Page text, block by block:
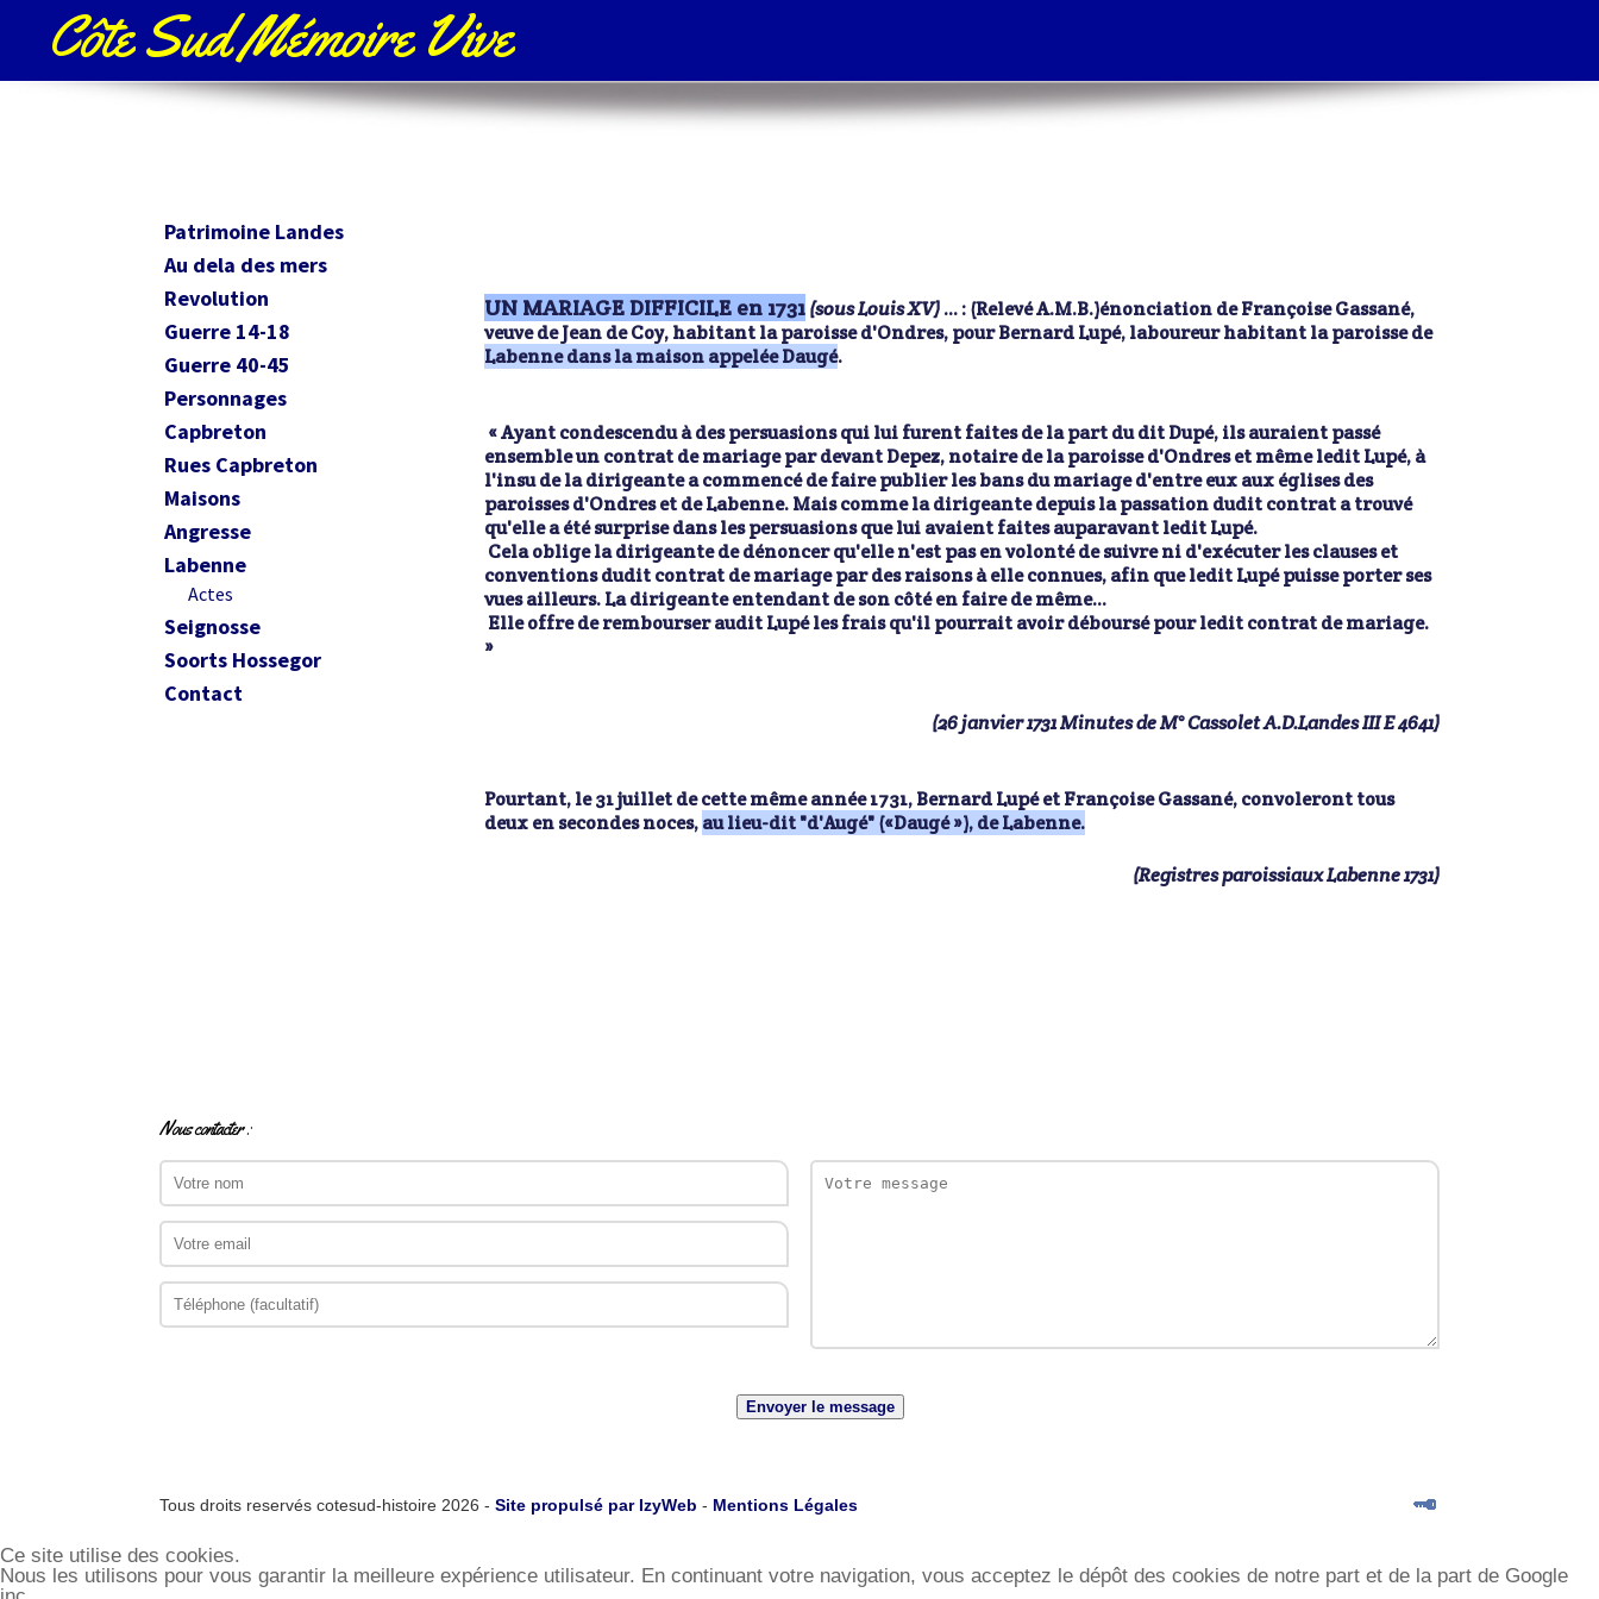
Côte Sud Mémoire Vive
Patrimoine Landes
Au dela des mers
Revolution
Guerre 14-18
Guerre 40-45
Personnages
Capbreton
Rues Capbreton
Maisons
Angresse
Labenne
Actes
Seignosse
Soorts Hossegor
Contact
UN MARIAGE DIFFICILE en 1731(sous Louis XV)... : (Relevé A.M.B.)énonciation de Françoise Gassané,
veuve de Jean de Coy, habitant la paroisse d'Ondres, pour Bernard Lupé, laboureur habitant la paroisse de
Labenne dans la maison appelée Daugé.
« Ayant condescendu à des persuasions qui lui furent faites de la part du dit Dupé, ils auraient passé
ensemble un contrat de mariage par devant Depez, notaire de la paroisse d'Ondres et même ledit Lupé, à
l'insu de la dirigeante a commencé de faire publier les bans du mariage d'entre eux aux églises des
paroisses d'Ondres et de Labenne. Mais comme la dirigeante depuis la passation dudit contrat a trouvé
qu'elle a été surprise dans les persuasions que lui avaient faites auparavant ledit Lupé.
Cela oblige la dirigeante de dénoncer qu'elle n'est pas en volonté de suivre ni d'exécuter les clauses et
conventions dudit contrat de mariage par des raisons à elle connues, afin que ledit Lupé puisse porter ses
vues ailleurs. La dirigeante entendant de son côté en faire de même...
Elle offre de rembourser audit Lupé les frais qu'il pourrait avoir déboursé pour ledit contrat de mariage.
»
(26 janvier 1731 Minutes de M° Cassolet A.D.Landes III E 4641)
Pourtant, le 31 juillet de cette même année 1731, Bernard Lupé et Françoise Gassané, convoleront tous
deux en secondes noces,au lieu-dit "d'Augé" («Daugé »), de Labenne.
(Registres paroissiaux Labenne 1731)
Nous contacter :
Envoyer le message
Tous droits reservés cotesud-histoire 2026 -Site propulsé par IzyWeb - Mentions Légales
Ce site utilise des cookies.
Nous les utilisons pour vous garantir la meilleure expérience utilisateur. En continuant votre navigation, vous acceptez le dépôt des cookies de notre part et de la part de Google